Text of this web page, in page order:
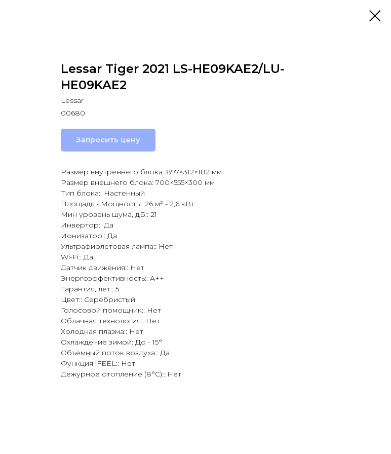
Lessar Tiger 2021 LS-HE09KAE2/LU-
HE09KAE2
Lessar
00680
Запросить цену
Размер внутреннего блока: 897×312×182 мм
Размер внешнего блока: 700×555×300 мм
Тип блока:: Настенный
Площадь - Мощность:: 26 м² - 2,6 кВт
Мин уровень шума, дБ:: 21
Инвертор:: Да
Ионизатор:: Да
Ультрафиолетовая лампа:: Нет
Wi-Fi:: Да
Датчик движения:: Нет
Энергоэффективность:: А++
Гарантия, лет:: 5
Цвет:: Серебристый
Голосовой помощник:: Нет
Облачная технология:: Нет
Холодная плазма:: Нет
Охлаждение зимой: До - 15°
Объёмный поток воздуха:: Да
Функция iFEEL:: Нет
Дежурное отопление (8°С):: Нет